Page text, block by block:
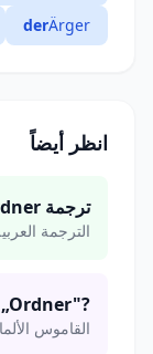
derÄrger
انظر أيضاً
ترجمة Ordner
الترجمة
القاموس